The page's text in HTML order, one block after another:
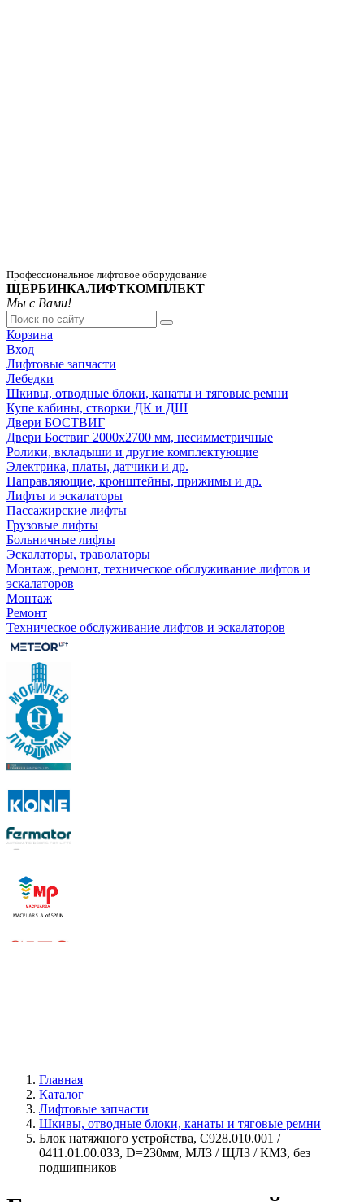
Профессиональное лифтовое оборудование
ЩЕРБИНКАЛИФТКОМПЛЕКТ
Мы с Вами!
Корзина
Вход
Лифтовые запчасти
Лебедки
Шкивы, отводные блоки, канаты и тяговые ремни
Купе кабины, створки ДК и ДШ
Двери БОСТВИГ
Двери Боствиг 2000х2700 мм, несимметричные
Ролики, вкладыши и другие комплектующие
Электрика, платы, датчики и др.
Направляющие, кронштейны, прижимы и др.
Лифты и эскалаторы
Пассажирские лифты
Грузовые лифты
Больничные лифты
Эскалаторы, траволаторы
Монтаж, ремонт, техническое обслуживание лифтов и
эскалаторов
Монтаж
Ремонт
Техническое обслуживание лифтов и эскалаторов
Главная
Каталог
Лифтовые запчасти
Шкивы, отводные блоки, канаты и тяговые ремни
Блок натяжного устройства, С928.010.001 /
0411.01.00.033, D=230мм, МЛЗ / ЩЛЗ / КМЗ, без
подшипников